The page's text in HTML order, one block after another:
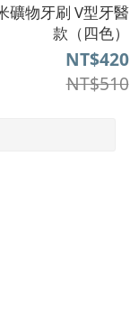
礦物牙刷 V型牙醫
款（四色）
NT$420
NT$510